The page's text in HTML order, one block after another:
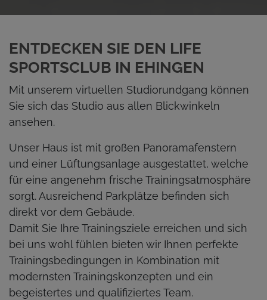
ENTDECKEN SIE DEN LIFE
SPORTSCLUB IN EHINGEN
Mit unserem virtuellen Studiorundgang können
Sie sich das Studio aus allen Blickwinkeln
ansehen.
Unser Haus ist mit großen Panoramafenstern
und einer Lüftungsanlage ausgestattet, welche
für eine angenehm frische Trainingsatmosphäre
sorgt. Ausreichend Parkplätze befinden sich
direkt vor dem Gebäude.
Damit Sie Ihre Trainingsziele erreichen und sich
bei uns wohl fühlen bieten wir Ihnen perfekte
Trainingsbedingungen in Kombination mit
modernsten Trainingskonzepten und ein
begeistertes und qualifiziertes Team.